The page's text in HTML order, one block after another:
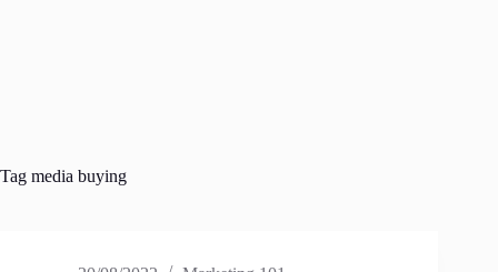
Tag media buying